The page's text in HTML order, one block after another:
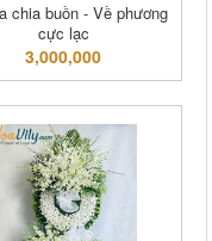
chia buồn - Về phương
cực lạc
3,000,000